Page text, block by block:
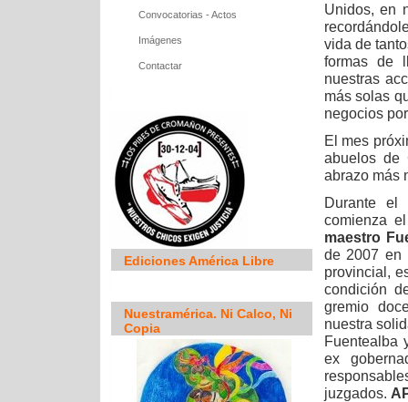
Convocatorias - Actos
Imágenes
Contactar
Ediciones América Libre
Nuestramérica. Ni Calco, Ni
Copia
Unidos, en
vida de
formas de
nuestras
más solas
negocios
El mes
abuelos de
abrazo más
Durante el
comienza
maestro
de 2007 en
provincial,
condición
gremio
nuestra
Fuentealba
ex
juzgados.